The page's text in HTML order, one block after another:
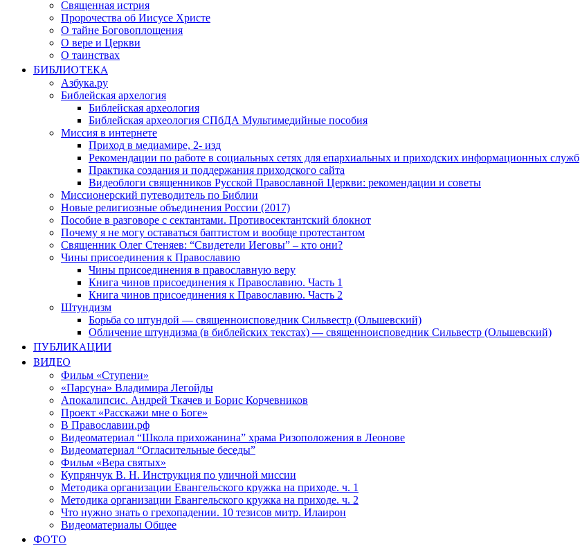
Священная истрия
Пророчества об Иисусе Христе
О тайне Боговоплощения
О вере и Церкви
О таинствах
БИБЛИОТЕКА
Азбука.ру
Библейская архелогия
Библейская археология
Библейская археология СПбДА Мультимедийные пособия
Миссия в интернете
Приход в медиамире, 2- изд
Рекомендации по работе в социальных сетях для епархиальных и приходских информационных служб
Практика создания и поддержания приходского сайта
Видеоблоги священников Русской Православной Церкви: рекомендации и советы
Миссионерский путеводитель по Библии
Новые религиозные объединения России (2017)
Пособие в разговоре с сектантами. Противосектантский блокнот
Почему я не могу оставаться баптистом и вообще протестантом
Священник Олег Стеняев: “Свидетели Иеговы” – кто они?
Чины присоединения к Православию
Чины присоединения в православную веру
Книга чинов присоединения к Православию. Часть 1
Книга чинов присоединения к Православию. Часть 2
Штундизм
Борьба со штундой — священноисповедник Сильвестр (Ольшевский)
Обличение штундизма (в библейских текстах) — священноисповедник Сильвестр (Ольшевский)
ПУБЛИКАЦИИ
ВИДЕО
Фильм «Ступени»
«Парсуна» Владимира Легойды
Апокалипсис. Андрей Ткачев и Борис Корчевников
Проект «Расскажи мне о Боге»
В Православии.рф
Видеоматериал “Школа прихожанина” храма Ризоположения в Леонове
Видеоматериал “Огласительные беседы”
Фильм «Вера святых»
Купрянчук В. Н. Инструкция по уличной миссии
Методика организации Евангельского кружка на приходе. ч. 1
Методика организации Евангельского кружка на приходе. ч. 2
Что нужно знать о грехопадении. 10 тезисов митр. Илаирон
Видеоматериалы Общее
ФОТО